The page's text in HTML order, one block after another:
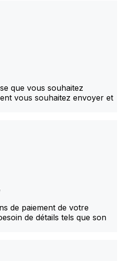
que vous souhaitez
vous souhaitez envoyer et
de paiement de votre
de détails tels que son